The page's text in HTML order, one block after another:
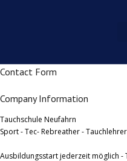
Contact Form
Company Information
Tauchschule Neufahrn
Sport - Tec- Rebreather -
Ausbildungsstart jederzeit möglich -